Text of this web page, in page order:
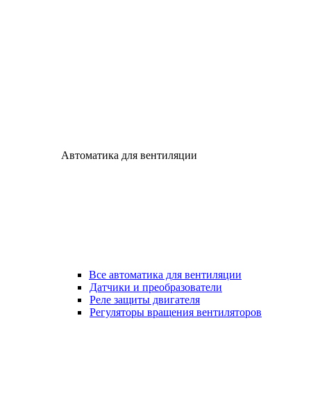
Автоматика для вентиляции
Все автоматика для вентиляции
Датчики и преобразователи
Реле защиты двигателя
Регуляторы вращения вентиляторов